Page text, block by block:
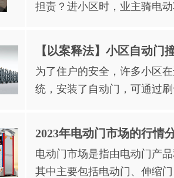
担责？进小区时，业主骑电
【以案释法】小区自动门
为了住户的安全，许多小区
统，安装了自动门，可通过
2023年电动门市场的行情
电动门市场是指由电动门产
其中主要包括电动门、伸缩